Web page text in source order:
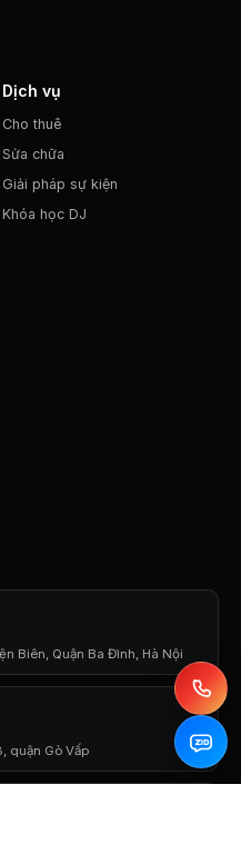
Dịch vụ
Cho thuê
Sửa chữa
Giải pháp sự kiện
Khóa học DJ
Biên, Quận Ba Đình, Hà Nội
quận Gò Vấp